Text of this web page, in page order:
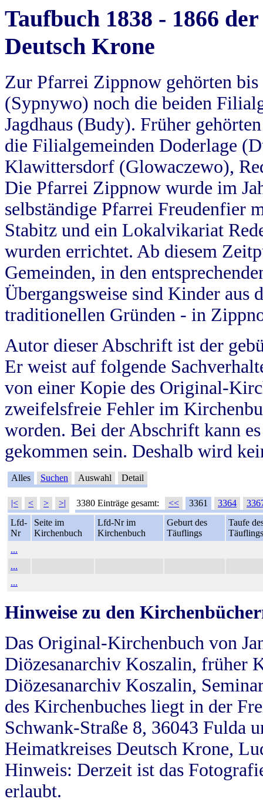
Taufbuch 1838 - 1866
Deutsch Krone
Zur Pfarrei Zippnow gehörten
(Sypnywo) noch die beiden
Jagdhaus (Budy). Früher
die Filialgemeinden Doderlage
Klawittersdorf (Glowaczewo),
Die Pfarrei Zippnow wurde im
selbständige Pfarrei Freudenfier
Stabitz und ein Lokalvikariat
wurden errichtet. Ab diesem
Gemeinden, in den
Übergangsweise sind Kinder aus
traditionellen Gründen - in
Autor dieser Abschrift ist der
Er weist auf folgende
von einer Kopie des Original-
zweifelsfreie Fehler im
worden. Bei der Abschrift kann
gekommen sein. Deshalb wird
Alles Suchen Auswahl Detail
|< < > >| 3380 Einträge gesamt: << 3361 3364
Lfd-
Nr
Seite im
Kirchenbuch
Lfd-Nr im
Kirchenbuch
Geburt des
Täuflings
Taufe
Täuflings
...
...
...
Hinweise zu den
Das Original-Kirchenbuch von
Diözesanarchiv Koszalin, früher
Diözesanarchiv Koszalin,
des Kirchenbuches liegt in der
Schwank-Straße 8, 36043 Fulda
Heimatkreises Deutsch Krone,
Hinweis: Derzeit ist das
erlaubt.